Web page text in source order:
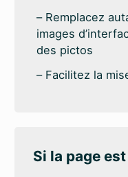
Remplacez
images
des pictos
Facilitez la
Si la page